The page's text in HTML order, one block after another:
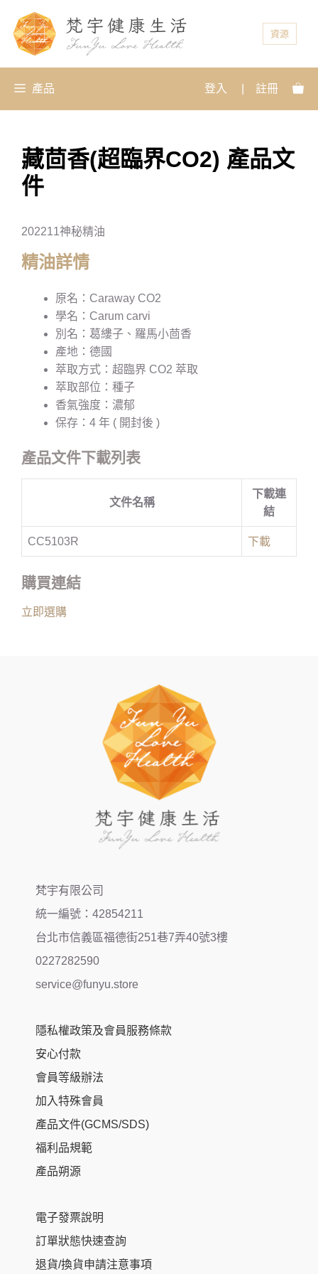
資源
產品 登入 註冊
藏茴香(超臨界CO2) 產品文
件
202211神秘精油
精油詳情
原名：Caraway CO2
學名：Carum carvi
別名：葛縷子、羅馬小茴香
產地：德國
萃取方式：超臨界 CO2 萃取
萃取部位：種子
香氣強度：濃郁
保存：4 年 ( 開封後 )
產品文件下載列表
文件名稱
下載連
結
CC5103R 下載
購買連結
立即選購
梵宇有限公司
統一編號：42854211
台北市信義區福德街251巷7弄40號3樓
0227282590
service@funyu.store
隱私權政策及會員服務條款
安心付款
會員等級辦法
加入特殊會員
產品文件(GCMS/SDS)
福利品規範
產品朔源
電子發票說明
訂單狀態快速查詢
退貨/換貨申請注意事項